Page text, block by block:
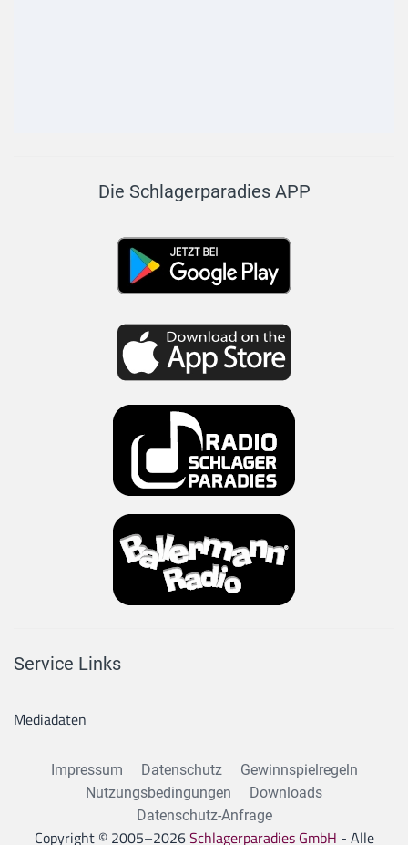
Die Schlagerparadies APP
Service Links
Mediadaten
Impressum Datenschutz
Gewinnspielregeln
Nutzungsbedingungen
Downloads
Datenschutz-Anfrage
Copyright © 2005–2026Schlagerparadies GmbH - Alle